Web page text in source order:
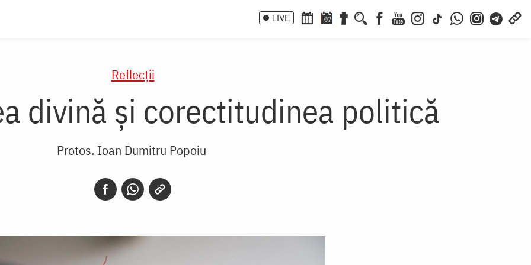
LIVE 07
Reflecții
divină și corectitudinea politică
Protos. Ioan Dumitru Popoiu